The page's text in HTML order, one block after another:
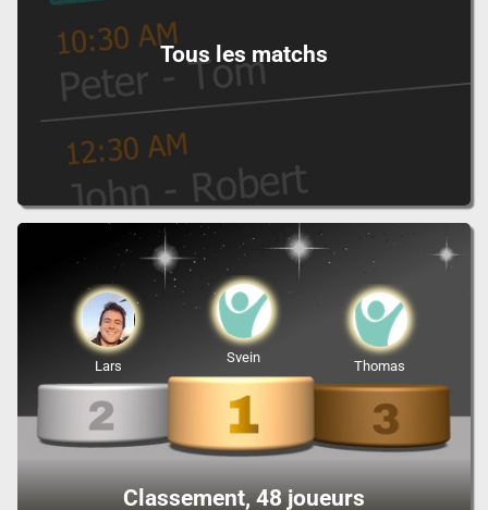
Tous les matchs
Classement, 48 joueurs
Svein
Lars Thomas